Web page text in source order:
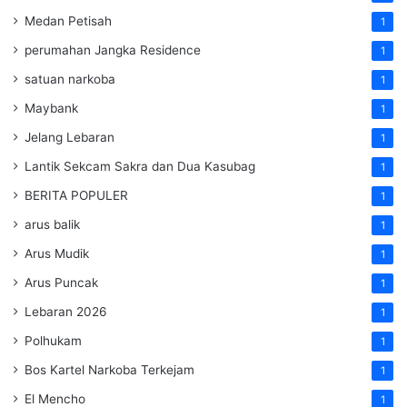
Medan Petisah 1
perumahan Jangka Residence 1
satuan narkoba 1
Maybank 1
Jelang Lebaran 1
Lantik Sekcam Sakra dan Dua Kasubag 1
BERITA POPULER 1
arus balik 1
Arus Mudik 1
Arus Puncak 1
Lebaran 2026 1
Polhukam 1
Bos Kartel Narkoba Terkejam 1
El Mencho 1